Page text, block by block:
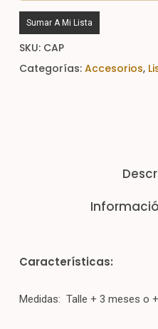
Sumar A Mi Lista
SKU: CAP
Categorías: Accesorios,
Características:
Medidas: Talle + 3 meses o